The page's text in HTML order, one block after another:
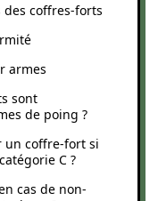
coffres-forts
armes
sont
de poing ?
un coffre-fort si
C ?
cas de non-